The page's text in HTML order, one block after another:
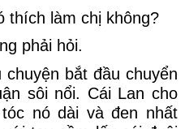
thích làm chị không?
phải hỏi.
bắt đầu chuyển
sôi nổi. Cái Lan cho
nó dài và đen nhất